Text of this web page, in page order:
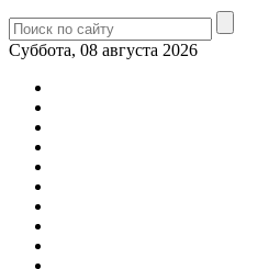
Суббота, 08 августа 2026